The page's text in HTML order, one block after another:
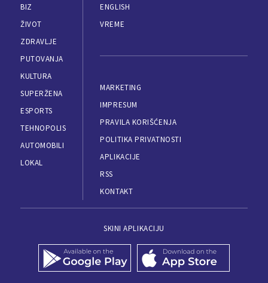
BIZ
ŽIVOT
ZDRAVLJE
PUTOVANJA
KULTURA
SUPERŽENA
ESPORTS
TEHNOPOLIS
AUTOMOBILI
LOKAL
ENGLISH
VREME
MARKETING
IMPRESUM
PRAVILA KORIŠĆENJA
POLITIKA PRIVATNOSTI
APLIKACIJE
RSS
KONTAKT
SKINI APLIKACIJU